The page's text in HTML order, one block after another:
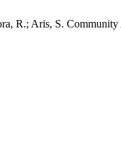
R.; Aris, S.